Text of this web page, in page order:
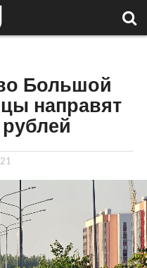
Большой
направят
21